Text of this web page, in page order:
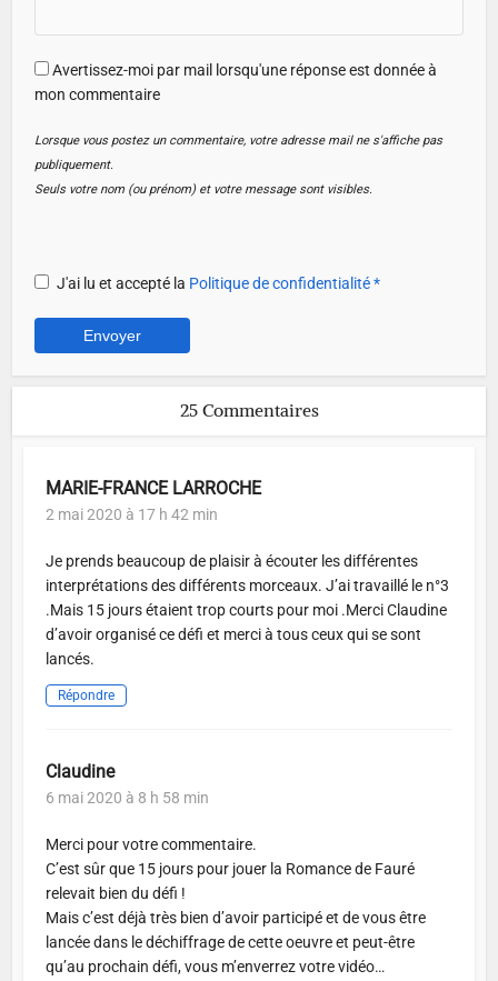
Avertissez-moi par mail lorsqu'une réponse est donnée à
mon commentaire
Lorsque vous postez un commentaire, votre adresse mail ne s'affiche pas
publiquement.
Seuls votre nom (ou prénom) et votre message sont visibles.
J'ai lu et accepté la Politique de confidentialité*
25 Commentaires
MARIE-FRANCE LARROCHE
2 mai 2020 à 17 h 42 min
Je prends beaucoup de plaisir à écouter les différentes
interprétations des différents morceaux. J’ai travaillé le n°3
.Mais 15 jours étaient trop courts pour moi .Merci Claudine
d’avoir organisé ce défi et merci à tous ceux qui se sont
lancés.
Répondre
Claudine
6 mai 2020 à 8 h 58 min
Merci pour votre commentaire.
C’est sûr que 15 jours pour jouer la Romance de Fauré
relevait bien du défi !
Mais c’est déjà très bien d’avoir participé et de vous être
lancée dans le déchiffrage de cette oeuvre et peut-être
qu’au prochain défi, vous m’enverrez votre vidéo…